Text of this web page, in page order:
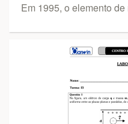
Em 1995, o elemento